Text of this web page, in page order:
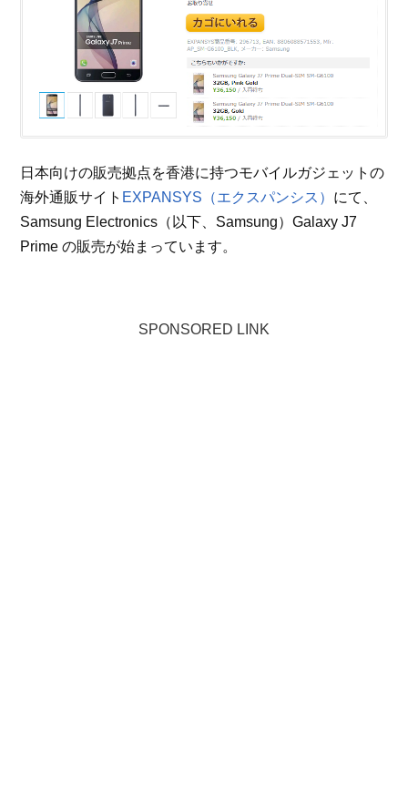
日本向けの販売拠点を香港に持つモバイルガジェットの
海外通販サイト EXPANSYS（エクスパンシス） にて、
Samsung Electronics（以下、Samsung）Galaxy J7
Prime の販売が始まっています。
SPONSORED LINK